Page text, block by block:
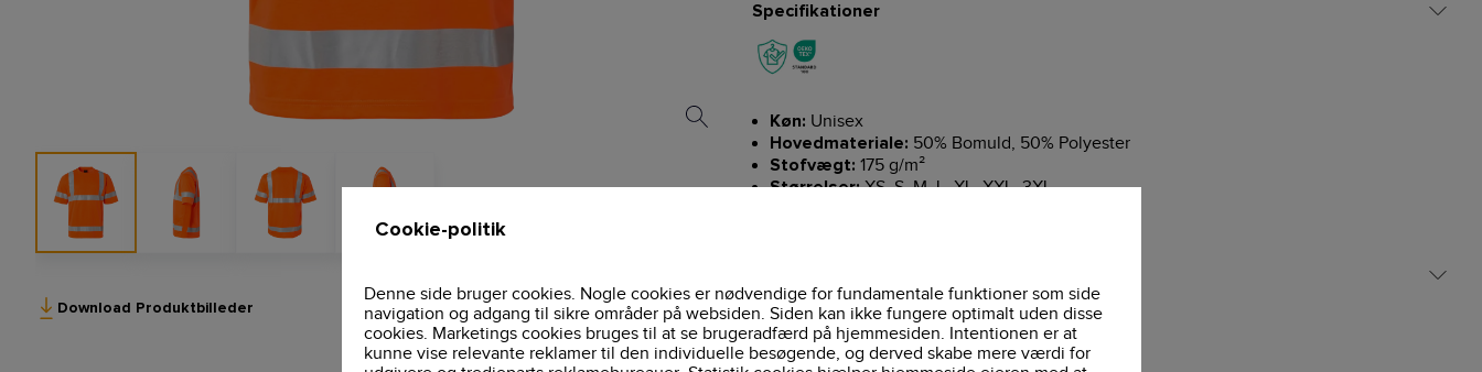
Cookie-politik
Denne side bruger cookies. Nogle cookies er nødvendige for fundamentale funktioner som side
navigation og adgang til sikre områder på websiden. Siden kan ikke fungere optimalt uden disse
cookies. Marketings cookies bruges til at se brugeradfærd på hjemmesiden. Intentionen er at
kunne vise relevante reklamer til den individuelle besøgende, og derved skabe mere værdi for
Download Produktbilleder
Specifikationer
Køn: Unisex
Hovedmateriale: 50% Bomuld, 50% Polyester
Stofvægt: 175 g/m²
Størrelser:XS, S, M, L, XL, XXL, 3XL